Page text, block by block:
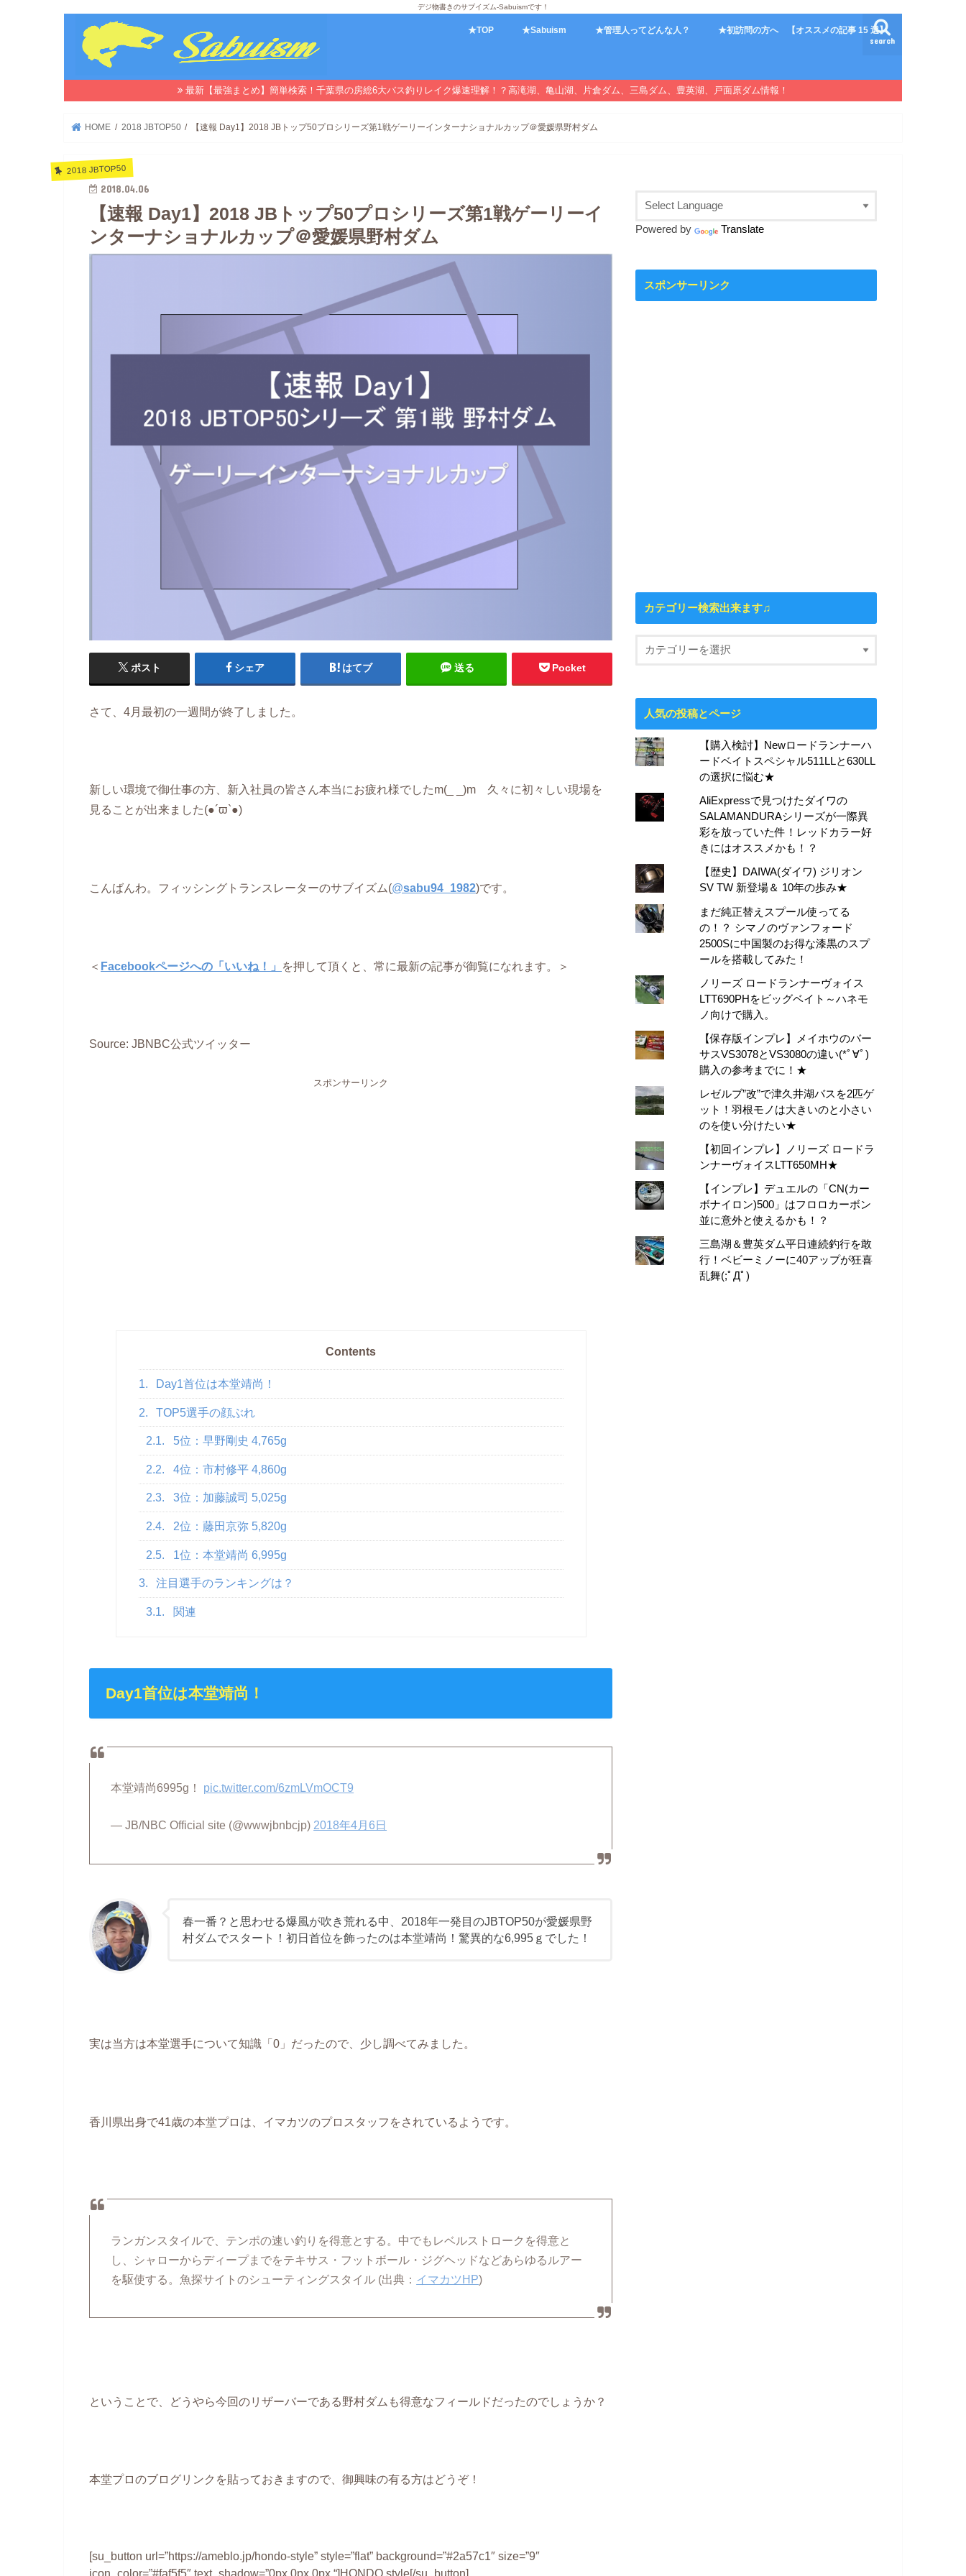
デジ物書きのサブイズム-Sabuismです！
search
★TOP ★Sabuism ★管理人ってどんな人？ ★初訪問の方へ 【オススメの記事 15 選】
最新【最強まとめ】簡単検索！千葉県の房総6大バス釣りレイク爆速理解！？高滝湖、亀山湖、片倉ダム、三島ダム、豊英湖、戸面原ダム情報！
HOME 2018 JBTOP50 【速報 Day1】2018 JBトップ50プロシリーズ第1戦ゲーリーインターナショナルカップ＠愛媛県野村ダム
2018 JBTOP50
2018.04.06
【速報 Day1】2018 JBトップ50プロシリーズ第1戦ゲーリーイ
ンターナショナルカップ＠愛媛県野村ダム
ポスト シェア はてブ 送る Pocket
さて、4月最初の一週間が終了しました。
新しい環境で御仕事の方、新入社員の皆さん本当にお疲れ様でしたm(_ _)m 久々に初々しい現場を
見ることが出来ました(●´ϖ`●)
こんばんわ。フィッシングトランスレーターのサブイズム(@sabu94_1982)です。
＜ Facebookページへの「いいね！」 を押して頂くと、常に最新の記事が御覧になれます。＞
Source: JBNBC公式ツイッター
スポンサーリンク
Contents
1. Day1首位は本堂靖尚！
2. TOP5選手の顔ぶれ
2.1. 5位：早野剛史 4,765g
2.2. 4位：市村修平 4,860g
2.3. 3位：加藤誠司 5,025g
2.4. 2位：藤田京弥 5,820g
2.5. 1位：本堂靖尚 6,995g
3. 注目選手のランキングは？
3.1. 関連
Day1首位は本堂靖尚！
本堂靖尚6995g！ pic.twitter.com/6zmLVmOCT9
— JB/NBC Official site (@wwwjbnbcjp)2018年4月6日
春一番？と思わせる爆風が吹き荒れる中、2018年一発目のJBTOP50が愛媛県野
村ダムでスタート！初日首位を飾ったのは本堂靖尚！驚異的な6,995ｇでした！
実は当方は本堂選手について知識「0」だったので、少し調べてみました。
香川県出身で41歳の本堂プロは、イマカツのプロスタッフをされているようです。
ランガンスタイルで、テンポの速い釣りを得意とする。中でもレベルストロークを得意と
し、シャローからディープまでをテキサス・フットボール・ジグヘッドなどあらゆるルアー
を駆使する。魚探サイトのシューティングスタイル (出典： イマカツHP)
ということで、どうやら今回のリザーバーである野村ダムも得意なフィールドだったのでしょうか？
本堂プロのブログリンクを貼っておきますので、御興味の有る方はどうぞ！
[su_button url=”https://ameblo.jp/hondo-style” style=”flat” background=”#2a57c1″ size=”9″
icon_color=”#faf5f5″ text_shadow=”0px 0px 0px “]HONDO style[/su_button]
Powered by Translate
スポンサーリンク
カテゴリー検索出来ます♫
人気の投稿とページ
【購入検討】Newロードランナーハ
ードベイトスペシャル511LLと630LL
の選択に悩む★
AliExpressで見つけたダイワの
SALAMANDURAシリーズが一際異
彩を放っていた件！レッドカラー好
きにはオススメかも！？
【歴史】DAIWA(ダイワ) ジリオン
SV TW 新登場＆ 10年の歩み★
まだ純正替えスプール使ってる
の！？ シマノのヴァンフォード
2500Sに中国製のお得な漆黒のスプ
ールを搭載してみた！
ノリーズ ロードランナーヴォイス
LTT690PHをビッグベイト～ハネモ
ノ向けで購入。
【保存版インプレ】メイホウのバー
サスVS3078とVS3080の違い(*ﾟ∀ﾟ)
購入の参考までに！★
レゼルブ”改”で津久井湖バスを2匹ゲ
ット！羽根モノは大きいのと小さい
のを使い分けたい★
【初回インプレ】ノリーズ ロードラ
ンナーヴォイスLTT650MH★
【インプレ】デュエルの「CN(カー
ボナイロン)500」はフロロカーボン
並に意外と使えるかも！？
三島湖＆豊英ダム平日連続釣行を敢
行！ベビーミノーに40アップが狂喜
乱舞(;ﾟДﾟ)